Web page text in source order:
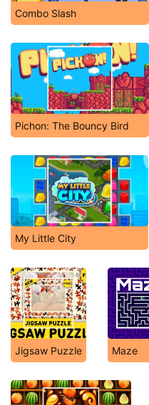
Combo Slash
Pichon: The Bouncy Bird
My Little City
Jigsaw Puzzle Maze